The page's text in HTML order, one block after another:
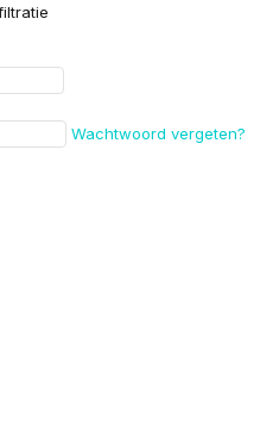
Wachtwoord vergeten?